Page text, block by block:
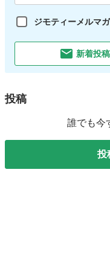
ジモティーメルマ
新着投
投稿
誰でも今
投